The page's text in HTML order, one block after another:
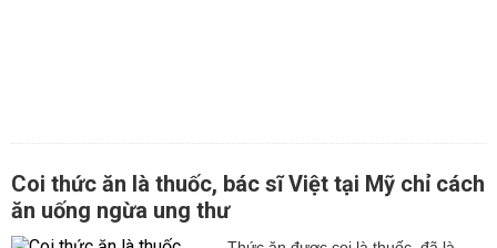
Coi thức ăn là thuốc, bác sĩ Việt tại Mỹ chỉ cách
ăn uống ngừa ung thư